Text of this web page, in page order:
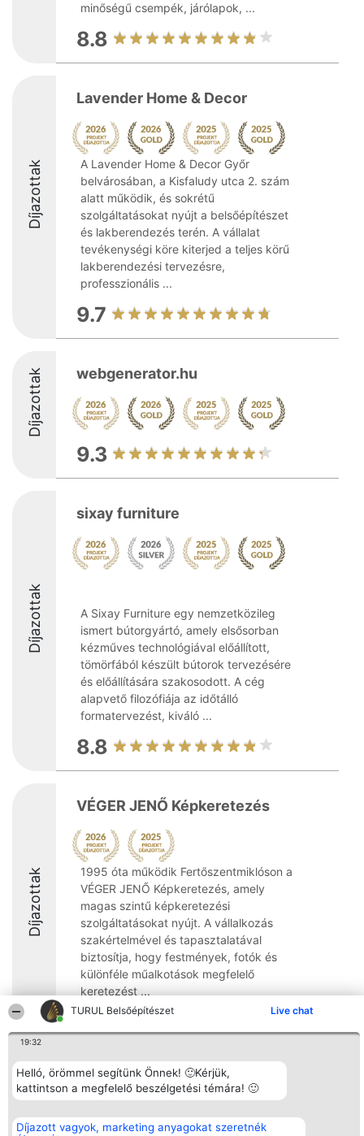
TURUL Belsőépítészet Live chat
19:32
Helló, örömmel segítünk Önnek! 🙂Kérjük,
kattintson a megfelelő beszélgetési témára! 🙂
Díjazott vagyok, marketing anyagokat szeretnék
minőségű csempék, járólapok, ...
8.8
Díjazottak
Lavender Home & Decor
A Lavender Home & Decor Győr
belvárosában, a Kisfaludy utca 2. szám
alatt működik, és sokrétű
szolgáltatásokat nyújt a belsőépítészet
és lakberendezés terén. A vállalat
tevékenységi köre kiterjed a teljes körű
lakberendezési tervezésre,
professzionális ...
9.7
Díjazottak webgenerator.hu
9.3
Díjazottak
sixay furniture
A Sixay Furniture egy nemzetközileg
ismert bútorgyártó, amely elsősorban
kézműves technológiával előállított,
tömörfából készült bútorok tervezésére
és előállítására szakosodott. A cég
alapvető filozófiája az időtálló
formatervezést, kiváló ...
8.8
Díjazottak
VÉGER JENŐ Képkeretezés
1995 óta működik Fertőszentmiklóson a
VÉGER JENŐ Képkeretezés, amely
magas szintű képkeretezési
szolgáltatásokat nyújt. A vállalkozás
szakértelmével és tapasztalatával
biztosítja, hogy festmények, fotók és
különféle műalkotások megfelelő
keretezést ...
8.4
Rangsorszervező
SC Beautiful Company S.R.L.
Bulevardul Aleea Timișul De
4, Ap. 13
Népszavazás
Nyertesek
Az összes
listája
Elérhetőség